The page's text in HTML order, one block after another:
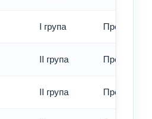
I група Превод -
II група Превод -
II група Превод -